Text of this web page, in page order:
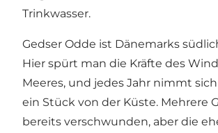
Trinkwasser.
Gedser Odde ist Dänemarks
Hier spürt man die Kräfte des
Meeres, und jedes Jahr nimmt
ein Stück von der Küste. Mehrere
bereits verschwunden, aber die